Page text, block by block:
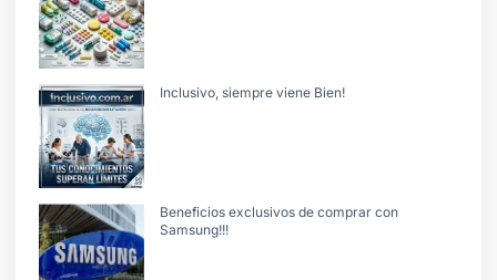
Inclusivo, siempre viene Bien!
Beneficios exclusivos de comprar con
Samsung!!!